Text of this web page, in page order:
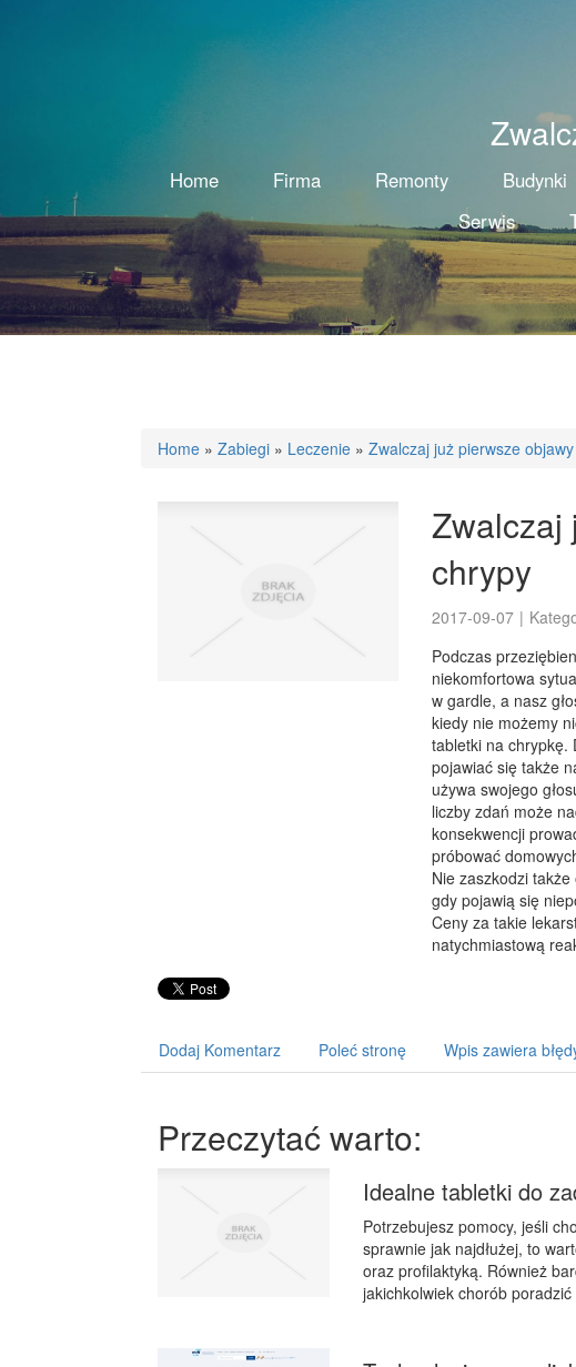
Home Firma Remonty Budynki
Serwis
Home » Zabiegi » Leczenie » Zwalczaj już pierwsze
Zwalczaj
chrypy
2017-09-07 |
Podczas
niekomfortowa
w gardle, a nasz
kiedy nie możemy
tabletki na chrypkę.
pojawiać się także
używa swojego
liczby zdań może
konsekwencji
próbować
Nie zaszkodzi
gdy pojawią się
Ceny za takie
natychmiastową
Dodaj Komentarz Poleć stronę Wpis zawiera
Przeczytać warto:
Idealne tabletki do
Potrzebujesz pomocy, jeśli
sprawnie jak najdłużej, to
oraz profilaktyką. Również
jakichkolwiek chorób